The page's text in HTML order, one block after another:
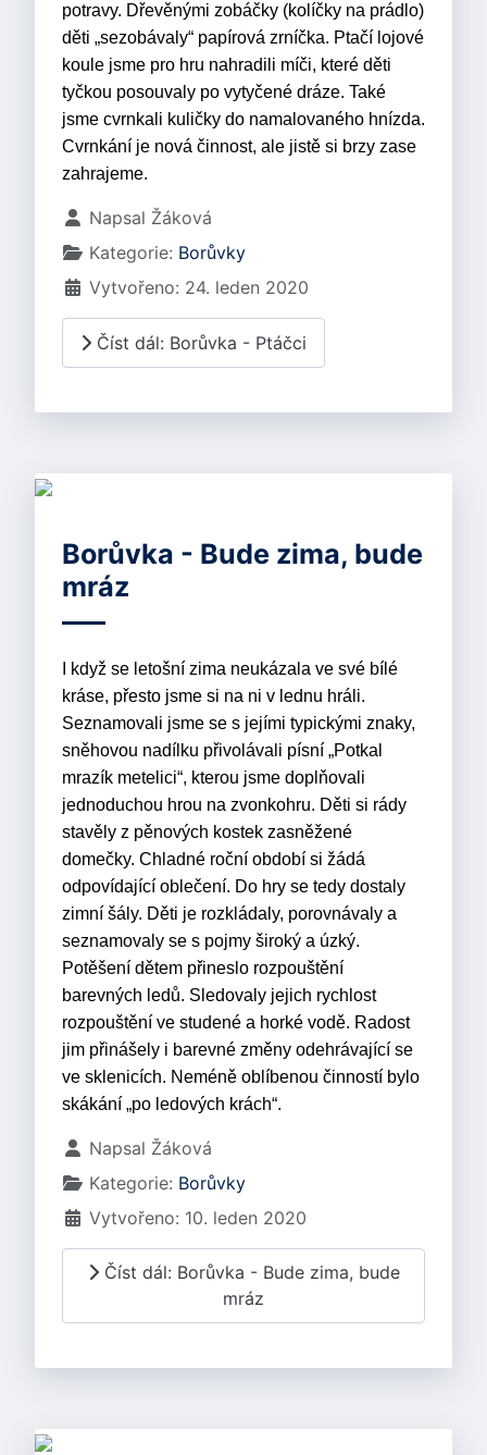
potravy. Dřevěnými zobáčky (kolíčky na prádlo)
děti „sezobávaly“ papírová zrníčka. Ptačí lojové
koule jsme pro hru nahradili míči, které děti
tyčkou posouvaly po vytyčené dráze. Také
jsme cvrnkali kuličky do namalovaného hnízda.
Cvrnkání je nová činnost, ale jistě si brzy zase
zahrajeme.
Základní údaje
Napsal Žáková
Kategorie: Borůvky
Vytvořeno: 24. leden 2020
Číst dál: Borůvka - Ptáčci
Borůvka - Bude zima, bude
mráz
I když se letošní zima neukázala ve své bílé
kráse, přesto jsme si na ni v lednu hráli.
Seznamovali jsme se s jejími typickými znaky,
sněhovou nadílku přivolávali písní „Potkal
mrazík metelici“, kterou jsme doplňovali
jednoduchou hrou na zvonkohru. Děti si rády
stavěly z pěnových kostek zasněžené
domečky. Chladné roční období si žádá
odpovídající oblečení. Do hry se tedy dostaly
zimní šály. Děti je rozkládaly, porovnávaly a
seznamovaly se s pojmy široký a úzký.
Potěšení dětem přineslo rozpouštění
barevných ledů. Sledovaly jejich rychlost
rozpouštění ve studené a horké vodě. Radost
jim přinášely i barevné změny odehrávající se
ve sklenicích. Neméně oblíbenou činností bylo
skákání „po ledových krách“.
Základní údaje
Napsal Žáková
Kategorie: Borůvky
Vytvořeno: 10. leden 2020
Číst dál: Borůvka - Bude zima, bude
mráz